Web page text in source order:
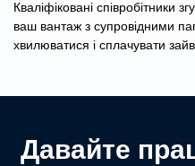
Кваліфіковані співробітники
ваш вантаж з супровідними
хвилюватися і сплачувати
Давайте